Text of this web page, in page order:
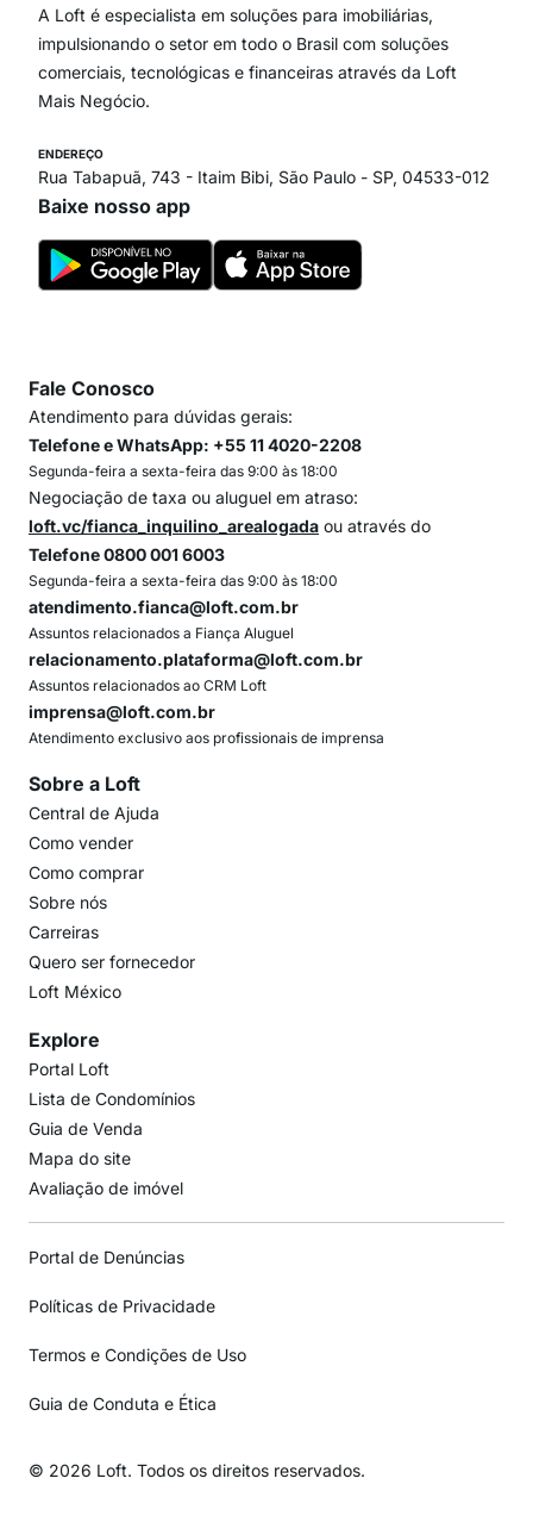
Paraíso
Itaim Bibi
A Loft é especialista em soluções para imobiliárias,
impulsionando o setor em todo o Brasil com soluções
comerciais, tecnológicas e financeiras através da Loft
Mais Negócio.
ENDEREÇO
Rua Tabapuã, 743 - Itaim Bibi, São Paulo - SP, 04533-012
Baixe nosso app
Fale Conosco
Atendimento para dúvidas gerais:
Telefone e WhatsApp: +55 11 4020-2208
Segunda-feira a sexta-feira das 9:00 às 18:00
Negociação de taxa ou aluguel em atraso:
loft.vc/fianca_inquilino_arealogada ou através do
Telefone 0800 001 6003
Segunda-feira a sexta-feira das 9:00 às 18:00
atendimento.fianca@loft.com.br
Assuntos relacionados a Fiança Aluguel
relacionamento.plataforma@loft.com.br
Assuntos relacionados ao CRM Loft
imprensa@loft.com.br
Atendimento exclusivo aos profissionais de imprensa
Sobre a Loft
Central de Ajuda
Como vender
Como comprar
Sobre nós
Carreiras
Quero ser fornecedor
Loft México
Explore
Portal Loft
Lista de Condomínios
Guia de Venda
Mapa do site
Avaliação de imóvel
Portal de Denúncias
Políticas de Privacidade
Termos e Condições de Uso
Guia de Conduta e Ética
© 2026 Loft. Todos os direitos reservados.